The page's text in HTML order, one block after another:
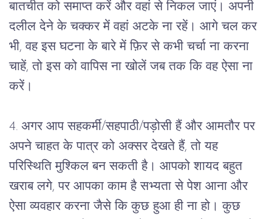
बातचीत को समाप्त करें और वहां से निकल जाएं। अपनी
दलील देने के चक्कर में वहां अटके ना रहें। आगे चल कर
भी, वह इस घटना के बारे में फ़िर से कभी चर्चा ना करना
चाहें, तो इस को वापिस ना खोलें जब तक कि वह ऐसा ना
करें।
4. अगर आप सहकर्मी/सहपाठी/पड़ोसी हैं और आमतौर पर
अपने चाहत के पात्र को अक्सर देखते हैं, तो यह
परिस्थिति मुश्किल बन सकती है। आपको शायद बहुत
खराब लगे, पर आपका काम है सभ्यता से पेश आना और
ऐसा व्यवहार करना जैसे कि कुछ हुआ ही ना हो। कुछ